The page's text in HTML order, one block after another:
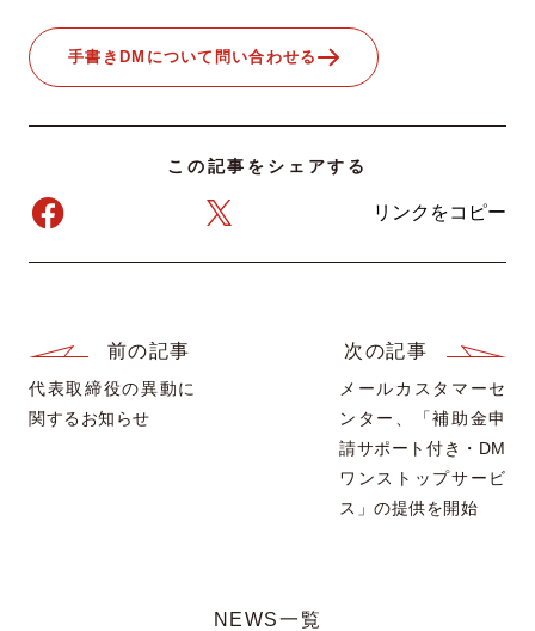
手書きDMについて問い合わせる
この記事をシェアする
リンクをコピー
前の記事
代表取締役の異動に
関するお知らせ
次の記事
メールカスタマーセ
ンター、「補助金申
請サポート付き・DM
ワンストップサービ
ス」の提供を開始
NEWS一覧